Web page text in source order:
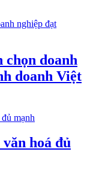
doanh
doanh Việt
hoá đủ